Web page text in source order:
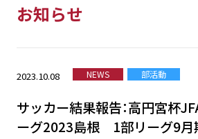
お知らせ
2023.10.08 NEWS 部活動
サッカー結果報告：高円宮杯
ーグ2023島根 1部リーグ9月